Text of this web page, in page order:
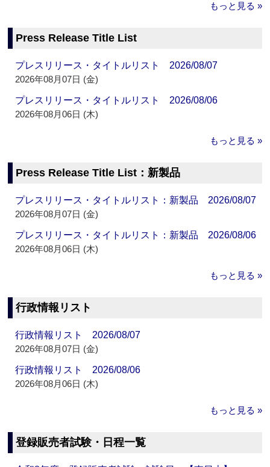
もっと見る »
Press Release Title List
プレスリリース・タイトルリスト 2026/08/07
2026年08月07日 (金)
プレスリリース・タイトルリスト 2026/08/06
2026年08月06日 (木)
もっと見る »
Press Release Title List：新製品
プレスリリース・タイトルリスト：新製品 2026/08/07
2026年08月07日 (金)
プレスリリース・タイトルリスト：新製品 2026/08/06
2026年08月06日 (木)
もっと見る »
行政情報リスト
行政情報リスト 2026/08/07
2026年08月07日 (金)
行政情報リスト 2026/08/06
2026年08月06日 (木)
もっと見る »
登録販売者試験・日程一覧